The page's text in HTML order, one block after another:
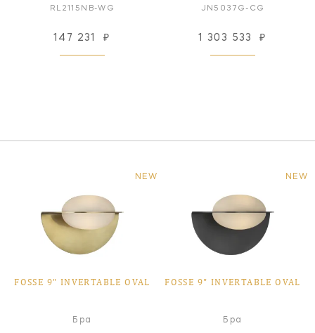
RL2115NB-WG
147 231 ₽
JN5037G-CG
1 303 533 ₽
NEW
FOSSE 9" INVERTABLE OVAL
Бра
NEW
FOSSE 9" INVERTABLE OVAL
Бра